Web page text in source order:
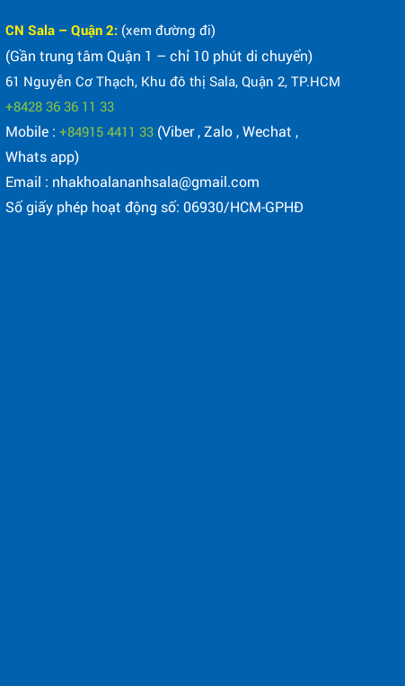
CN Sala – Quận 2: (xem đường đi)
(Gần trung tâm Quận 1 – chỉ 10 phút di chuyển)
61 Nguyễn Cơ Thạch, Khu đô thị Sala, Quận 2, TP.HCM
+8428 36 36 11 33
Mobile : +84915 4411 33(Viber , Zalo , Wechat ,
Whats app)
Email : nhakhoalananhsala@gmail.com
Số giấy phép hoạt động số: 06930/HCM-GPHĐ